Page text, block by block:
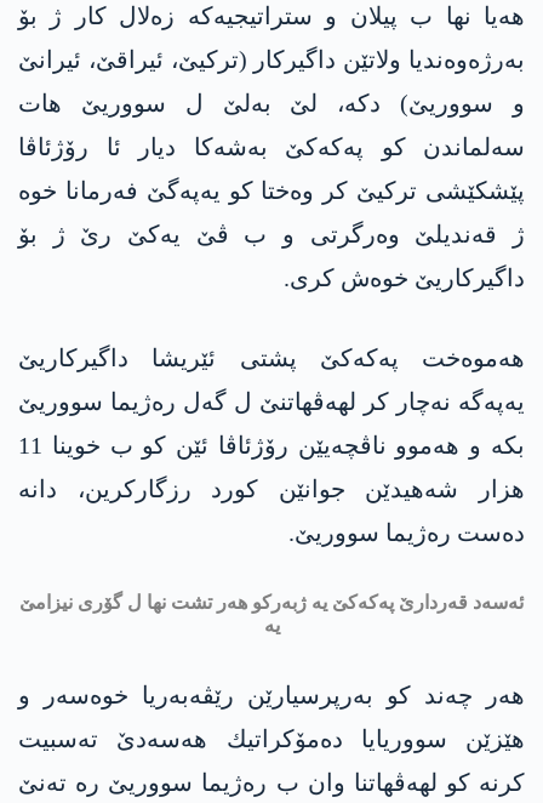
هه‌یا نها ب پیلان و ستراتیجیه‌كه‌ زه‌لال كار ژ بۆ
به‌رژه‌وه‌ندیا ولاتێن داگیركار (تركیێ، ئیراقێ، ئیرانێ
و سووریێ) دكه‌، لێ به‌لێ ل سووریێ هات
سه‌لماندن كو په‌كه‌كێ به‌شه‌كا دیار ئا رۆژئاڤا
پێشكێشی تركیێ كر وه‌ختا كو یه‌په‌گێ فه‌رمانا خوه‌
ژ قه‌ندیلێ وه‌رگرتی و ب ڤێ یه‌كێ رێ ژ بۆ
داگیركاریێ خوه‌ش كری.
هه‌موه‌خت په‌كه‌كێ پشتی ئێریشا داگیركاریێ
یه‌په‌گه‌ نه‌چار كر لهه‌ڤهاتنێ ل گه‌ل ره‌ژیما سووریێ
بكه‌ و هه‌موو ناڤچه‌یێن رۆژئاڤا ئێن كو ب خوینا 11
هزار شه‌هیدێن جوانێن كورد رزگاركرین، دانه‌
ده‌ست ره‌ژیما سووریێ.
ئه‌سه‌د قه‌ردارێ په‌كه‌كێ یه ژبه‌ركو هه‌ر تشت نها ل گۆری نیزامێ
یه‌
هه‌ر چه‌ند كو به‌رپرسیارێن رێڤه‌به‌ریا خوه‌سه‌ر و
هێزێن سووریایا ده‌مۆكراتیك هه‌سه‌دێ ته‌سبیت
كرنه‌ كو لهه‌ڤهاتنا وان ب ره‌ژیما سووریێ ره‌ ته‌نێ